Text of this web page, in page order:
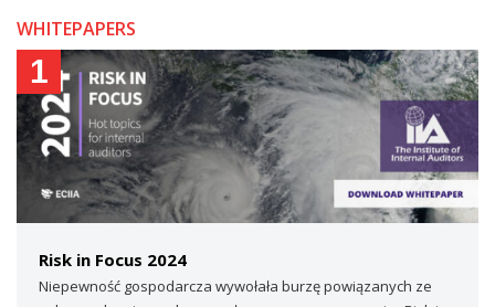
WHITEPAPERS
1
Risk in Focus 2024
Niepewność gospodarcza wywołała burzę powiązanych ze